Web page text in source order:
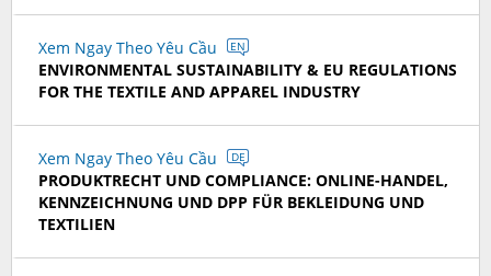
Xem Ngay Theo Yêu Cầu EN
ENVIRONMENTAL SUSTAINABILITY & EU REGULATIONS
FOR THE TEXTILE AND APPAREL INDUSTRY
Xem Ngay Theo Yêu Cầu DE
PRODUKTRECHT UND COMPLIANCE: ONLINE-HANDEL,
KENNZEICHNUNG UND DPP FÜR BEKLEIDUNG UND
TEXTILIEN